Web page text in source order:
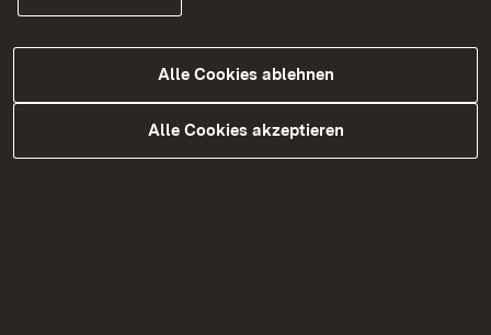
Alle Cookies ablehnen
Alle Cookies akzeptieren